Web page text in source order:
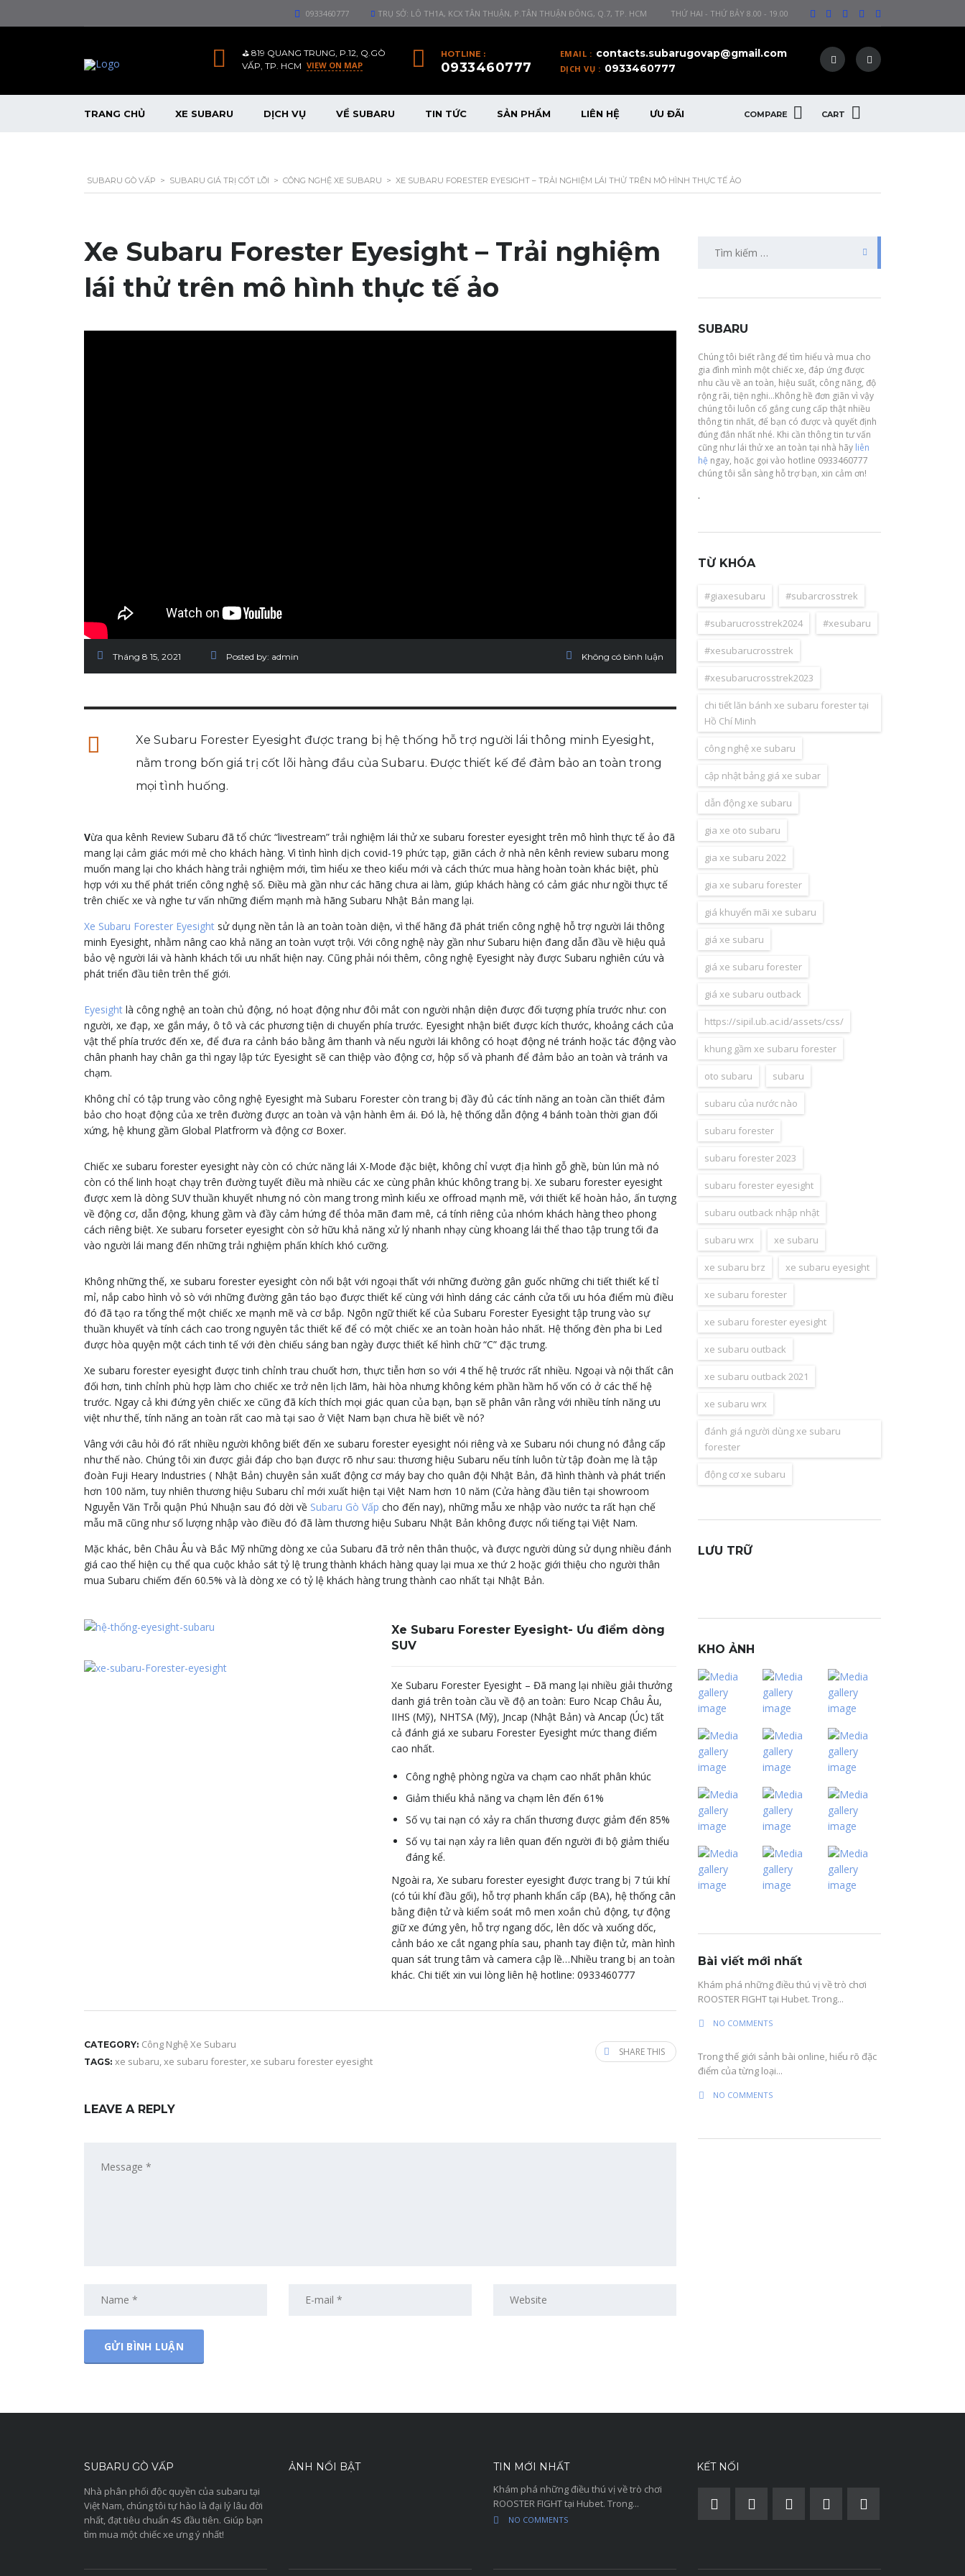
THỨ HAI - THỨ BẢY 8.00 - 19.00
TRỤ SỞ: LÔ TH1A, KCX TÂN THUẬN, P.TÂN THUẬN ĐÔNG, Q.7, TP. HCM
0933460777
EMAIL : contacts.subarugovap@gmail.com
DỊCH VỤ : 0933460777
HOTLINE :
0933460777
⛳️ 819 QUANG TRUNG, P.12, Q.GÒ
VẤP, TP. HCM VIEW ON MAP
COMPARE CART
TRANG CHỦ XE SUBARU DỊCH VỤ VỀ SUBARU TIN TỨC SẢN PHẨM LIÊN HỆ ƯU ĐÃI
SUBARU GÒ VẤP > SUBARU GIÁ TRỊ CỐT LÕI > CÔNG NGHỆ XE SUBARU > XE SUBARU FORESTER EYESIGHT – TRẢI NGHIỆM LÁI THỬ TRÊN MÔ HÌNH THỰC TẾ ẢO
Xe Subaru Forester Eyesight – Trải nghiệm
lái thử trên mô hình thực tế ảo
Tháng 8 15, 2021 Posted by: admin Không có bình luận
Xe Subaru Forester Eyesight được trang bị hệ thống hỗ trợ người lái thông minh Eyesight,
nằm trong bốn giá trị cốt lõi hàng đầu của Subaru. Được thiết kế để đảm bảo an toàn trong
mọi tình huống.
Vừa qua kênh Review Subaru đã tổ chức “livestream” trải nghiệm lái thử xe subaru forester eyesight trên mô hình thực tế ảo đã
mang lại cảm giác mới mẻ cho khách hàng. Vì tình hình dịch covid-19 phức tạp, giãn cách ở nhà nên kênh review subaru mong
muốn mang lại cho khách hàng trải nghiệm mới, tìm hiểu xe theo kiểu mới và cách thức mua hàng hoàn toàn khác biệt, phù
hợp với xu thế phát triển công nghệ số. Điều mà gần như các hãng chưa ai làm, giúp khách hàng có cảm giác như ngồi thực tế
trên chiếc xe và nghe tư vấn những điểm mạnh mà hãng Subaru Nhật Bản mang lại.
Xe Subaru Forester Eyesight sử dụng nền tản là an toàn toàn diện, vì thế hãng đã phát triển công nghệ hỗ trợ người lái thông
minh Eyesight, nhằm nâng cao khả năng an toàn vượt trội. Với công nghệ này gần như Subaru hiện đang dẫn đầu về hiệu quả
bảo vệ người lái và hành khách tối ưu nhất hiện nay. Cũng phải nói thêm, công nghệ Eyesight này được Subaru nghiên cứu và
phát triển đầu tiên trên thế giới.
Eyesight là công nghệ an toàn chủ động, nó hoạt động như đôi mắt con người nhận diện được đối tượng phía trước như: con
người, xe đạp, xe gắn máy, ô tô và các phương tiện di chuyển phía trước. Eyesight nhận biết được kích thước, khoảng cách của
vật thể phía trước đến xe, để đưa ra cảnh báo bằng âm thanh và nếu người lái không có hoạt động né tránh hoặc tác động vào
chân phanh hay chân ga thì ngay lập tức Eyesight sẽ can thiệp vào động cơ, hộp số và phanh để đảm bảo an toàn và tránh va
chạm.
Không chỉ có tập trung vào công nghệ Eyesight mà Subaru Forester còn trang bị đầy đủ các tính năng an toàn cần thiết đảm
bảo cho hoạt động của xe trên đường được an toàn và vận hành êm ái. Đó là, hệ thống dẫn động 4 bánh toàn thời gian đối
xứng, hệ khung gầm Global Platfrorm và động cơ Boxer.
Chiếc xe subaru forester eyesight này còn có chức năng lái X-Mode đặc biệt, không chỉ vượt địa hình gỗ ghề, bùn lún mà nó
còn có thể linh hoạt chạy trên đường tuyết điều mà nhiều các xe cùng phân khúc không trang bị. Xe subaru forester eyesight
được xem là dòng SUV thuần khuyết nhưng nó còn mang trong mình kiểu xe offroad mạnh mẽ, với thiết kế hoàn hảo, ấn tượng
về động cơ, dẫn động, khung gầm và đầy cảm hứng để thỏa mãn đam mê, cá tính riêng của nhóm khách hàng theo phong
cách riêng biệt. Xe subaru forseter eyesight còn sở hữu khả năng xử lý nhanh nhạy cùng khoang lái thể thao tập trung tối đa
vào người lái mang đến những trải nghiệm phấn khích khó cưỡng.
Không những thế, xe subaru forester eyesight còn nổi bật với ngoại thất với những đường gân guốc những chi tiết thiết kế tỉ
mỉ, nắp cabo hình vỏ sò với những đường gân táo bạo được thiết kế cùng với hình dáng các cánh cửa tối ưu hóa điểm mù điều
đó đã tạo ra tổng thể một chiếc xe mạnh mẽ và cơ bắp. Ngôn ngữ thiết kế của Subaru Forester Eyesight tập trung vào sự
thuần khuyết và tính cách cao trong nguyên tắc thiết kế để có một chiếc xe an toàn hoàn hảo nhất. Hệ thống đèn pha bi Led
được hòa quyện một cách tinh tế với đèn chiếu sáng ban ngày được thiết kế hình chữ “C” đặc trưng.
Xe subaru forester eyesight được tinh chỉnh trau chuốt hơn, thực tiễn hơn so với 4 thế hệ trước rất nhiều. Ngoại và nội thất cân
đối hơn, tinh chỉnh phù hợp làm cho chiếc xe trở nên lịch lãm, hài hòa nhưng không kém phần hầm hố vốn có ở các thế hệ
trước. Ngay cả khi đứng yên chiếc xe cũng đã kích thích mọi giác quan của bạn, bạn sẽ phân vân rằng với nhiều tính năng ưu
việt như thế, tính năng an toàn rất cao mà tại sao ở Việt Nam bạn chưa hề biết về nó?
Vâng với câu hỏi đó rất nhiều người không biết đến xe subaru forester eyesight nói riêng và xe Subaru nói chung nó đẳng cấp
như thế nào. Chúng tôi xin được giải đáp cho bạn được rõ như sau: thương hiệu Subaru nếu tính luôn từ tập đoàn mẹ là tập
đoàn Fuji Heary Industries ( Nhật Bản) chuyên sản xuất động cơ máy bay cho quân đội Nhật Bản, đã hình thành và phát triển
hơn 100 năm, tuy nhiên thương hiệu Subaru chỉ mới xuất hiện tại Việt Nam hơn 10 năm (Cửa hàng đầu tiên tại showroom
Nguyễn Văn Trỗi quận Phú Nhuận sau đó dời về Subaru Gò Vấp cho đến nay), những mẫu xe nhập vào nước ta rất hạn chế
mẫu mã cũng như số lượng nhập vào điều đó đã làm thương hiệu Subaru Nhật Bản không được nổi tiếng tại Việt Nam.
Mặc khác, bên Châu Âu và Bắc Mỹ những dòng xe của Subaru đã trở nên thân thuộc, và được người dùng sử dụng nhiều đánh
giá cao thể hiện cụ thể qua cuộc khảo sát tỷ lệ trung thành khách hàng quay lại mua xe thứ 2 hoặc giới thiệu cho người thân
mua Subaru chiếm đến 60.5% và là dòng xe có tỷ lệ khách hàng trung thành cao nhất tại Nhật Bản.
Xe Subaru Forester Eyesight- Ưu điểm dòng
SUV
Xe Subaru Forester Eyesight – Đã mang lại nhiều giải thưởng
danh giá trên toàn cầu về độ an toàn: Euro Ncap Châu Âu,
IIHS (Mỹ), NHTSA (Mỹ), Jncap (Nhật Bản) và Ancap (Úc) tất
cả đánh giá xe subaru Forester Eyesight mức thang điểm
cao nhất.
Công nghệ phòng ngừa va chạm cao nhất phân khúc
Giảm thiểu khả năng va chạm lên đến 61%
Số vụ tai nạn có xảy ra chấn thương được giảm đến 85%
Số vụ tai nạn xảy ra liên quan đến người đi bộ giảm thiểu
đáng kể.
Ngoài ra, Xe subaru forester eyesight được trang bị 7 túi khí
(có túi khí đầu gối), hỗ trợ phanh khẩn cấp (BA), hệ thống cân
bằng điện tử và kiểm soát mô men xoắn chủ động, tự động
giữ xe đứng yên, hỗ trợ ngang dốc, lên dốc và xuống dốc,
cảnh báo xe cắt ngang phía sau, phanh tay điện tử, màn hình
quan sát trung tâm và camera cập lề…Nhiều trang bị an toàn
khác. Chi tiết xin vui lòng liên hệ hotline: 0933460777
CATEGORY: Công Nghệ Xe Subaru
TAGS: xe subaru,xe subaru forester,xe subaru forester eyesight
SHARE THIS
LEAVE A REPLY
kiếm
SUBARU
Chúng tôi biết rằng để tìm hiểu và mua cho
gia đình mình một chiếc xe, đáp ứng được
nhu cầu về an toàn, hiệu suất, công năng, độ
rộng rãi, tiện nghi…Không hề đơn giãn vì vậy
chúng tôi luôn cố gắng cung cấp thật nhiều
thông tin nhất, để bạn có được và quyết định
đúng đắn nhất nhé. Khi cần thông tin tư vấn
cũng như lái thử xe an toàn tại nhà hãy liên
hệ ngay, hoặc gọi vào hotline 0933460777
chúng tôi sẵn sàng hỗ trợ bạn, xin cảm ơn!
.
TỪ KHÓA
#giaxesubaru #subarcrosstrek
#subarucrosstrek2024 #xesubaru
#xesubarucrosstrek
#xesubarucrosstrek2023
chi tiết lăn bánh xe subaru forester tại
Hồ Chí Minh
công nghệ xe subaru
cập nhật bảng giá xe subar
dẫn động xe subaru
gia xe oto subaru
gia xe subaru 2022
gia xe subaru forester
giá khuyến mãi xe subaru
giá xe subaru
giá xe subaru forester
giá xe subaru outback
https://sipil.ub.ac.id/assets/css/
khung gầm xe subaru forester
oto subaru subaru
subaru của nước nào
subaru forester
subaru forester 2023
subaru forester eyesight
subaru outback nhập nhật
subaru wrx xe subaru
xe subaru brz xe subaru eyesight
xe subaru forester
xe subaru forester eyesight
xe subaru outback
xe subaru outback 2021
xe subaru wrx
đánh giá người dùng xe subaru
forester
động cơ xe subaru
LƯU TRỮ
KHO ẢNH
Bài viết mới nhất
Khám phá những điều thú vị về trò chơi
ROOSTER FIGHT tại Hubet. Trong...
NO COMMENTS
Trong thế giới sảnh bài online, hiểu rõ đặc
điểm của từng loại...
NO COMMENTS
SUBARU GÒ VẤP
Nhà phân phối độc quyền của subaru tại
Việt Nam, chúng tôi tự hào là đại lý lâu đời
nhất, đạt tiêu chuẩn 4S đầu tiên. Giúp bạn
tìm mua một chiếc xe ưng ý nhất!
ẢNH NỔI BẬT
TIN MỚI NHẤT
Khám phá những điều thú vị về trò chơi
ROOSTER FIGHT tại Hubet. Trong...
NO COMMENTS
KẾT NỐI